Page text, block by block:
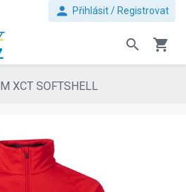
person Přihlásit / Registrovat
search shopping_cart
XCT SOFTSHELL